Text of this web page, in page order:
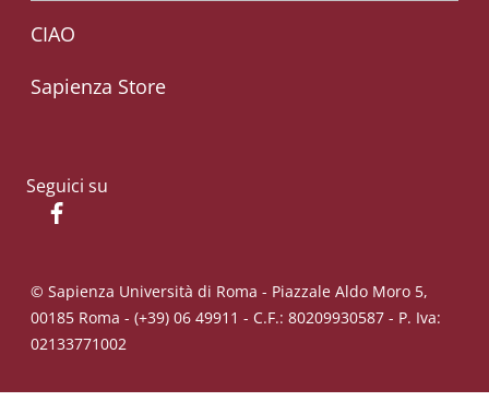
CIAO
Sapienza Store
Seguici su
© Sapienza Università di Roma - Piazzale Aldo Moro 5,
00185 Roma - (+39) 06 49911 - C.F.: 80209930587 - P. Iva:
02133771002